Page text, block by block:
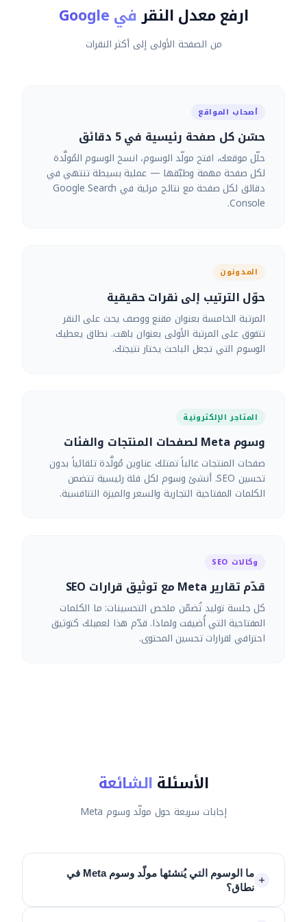
ارفع معدل النقرفي Google
من الصفحة الأولى إلى أكثر النقرات
أصحاب المواقع
حسّن كل صفحة رئيسية في 5 دقائق
حلّل موقعك، افتح مولّد الوسوم، انسخ الوسوم المُولَّدة
لكل صفحة مهمة وطبّقها — عملية بسيطة تنتهي في
دقائق لكل صفحة مع نتائج مرئية في Google Search
Console.
المدونون
حوّل الترتيب إلى نقرات حقيقية
المرتبة الخامسة بعنوان مقنع ووصف يحث على النقر
تتفوق على المرتبة الأولى بعنوان باهت. نطاق يعطيك
الوسوم التي تجعل الباحث يختار نتيجتك.
المتاجر الإلكترونية
وسوم Meta لصفحات المنتجات والفئات
صفحات المنتجات غالباً تمتلك عناوين مُولَّدة تلقائياً بدون
تحسين SEO. أنشئ وسوم لكل فئة رئيسية تتضمن
الكلمات المفتاحية التجارية والسعر والميزة التنافسية.
وكالات SEO
قدّم تقارير Meta مع توثيق قرارات SEO
كل جلسة توليد تُضمّن ملخص التحسينات: ما الكلمات
المفتاحية التي أُضيفت ولماذا. قدّم هذا لعميلك كتوثيق
احترافي لقرارات تحسين المحتوى.
الأسئلةالشائعة
إجابات سريعة حول مولّد وسوم Meta
ما الوسوم التي يُنشئها مولّد وسوم Meta في
نطاق؟